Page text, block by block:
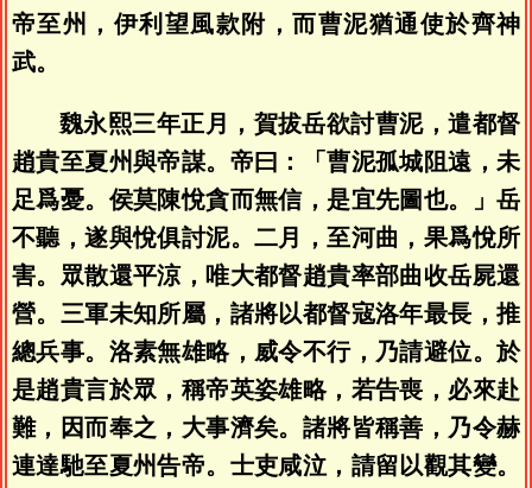
帝至州，伊利望風款附，而曹泥猶通使於齊神
武。
魏永熙三年正月，賀拔岳欲討曹泥，遣都督
趙貴至夏州與帝謀。帝曰：「曹泥孤城阻遠，未
足爲憂。侯莫陳悅貪而無信，是宜先圖也。」岳
不聽，遂與悅俱討泥。二月，至河曲，果爲悅所
害。眾散還平涼，唯大都督趙貴率部曲收岳屍還
營。三軍未知所屬，諸將以都督寇洛年最長，推
總兵事。洛素無雄略，威令不行，乃請避位。於
是趙貴言於眾，稱帝英姿雄略，若告喪，必來赴
難，因而奉之，大事濟矣。諸將皆稱善，乃令赫
連達馳至夏州告帝。士吏咸泣，請留以觀其變。